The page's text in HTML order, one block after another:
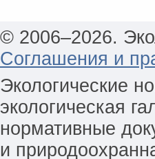
© 2006–2026.
Соглашения и
Экологические
экологическая
нормативные
и